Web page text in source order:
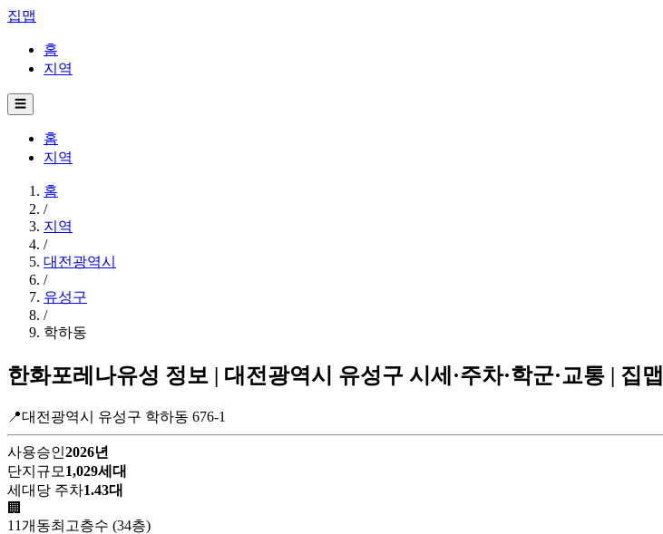
집맵
홈
지역
☰
홈
지역
홈
/
지역
/
대전광역시
/
유성구
/
학하동
한화포레나유성 정보 | 대전광역시 유성구 시세·주차·학군·교통 | 집맵
📍대전광역시 유성구 학하동 676-1
사용승인2026년
단지규모 1,029세대
세대당 주차1.43대
🏢
11개동최고층수 (34층)